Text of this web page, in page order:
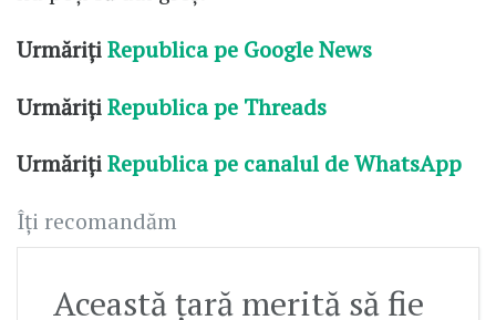
UrmărițiRepublica pe Google News
UrmărițiRepublica pe Threads
UrmărițiRepublica pe canalul de WhatsApp
Îți recomandăm
Această țară merită să fie